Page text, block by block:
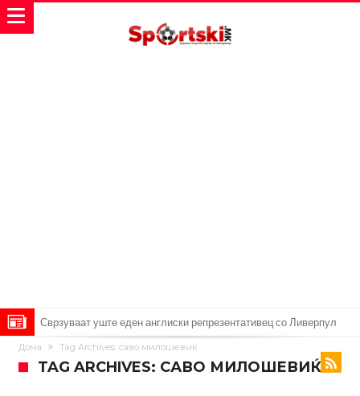
Сврзуваат уште еден англиски репрезентативец со Ливерпул
Замена за Влаховиќ: Напаѓачот на Манчестер доаѓа во Јувентус!
УЕФА повторно се заканува со бојкот на турнирите на ФИФА
Дома Tag Archives: саво милошевиќ
TAG ARCHIVES: САВО МИЛОШЕВИЌ